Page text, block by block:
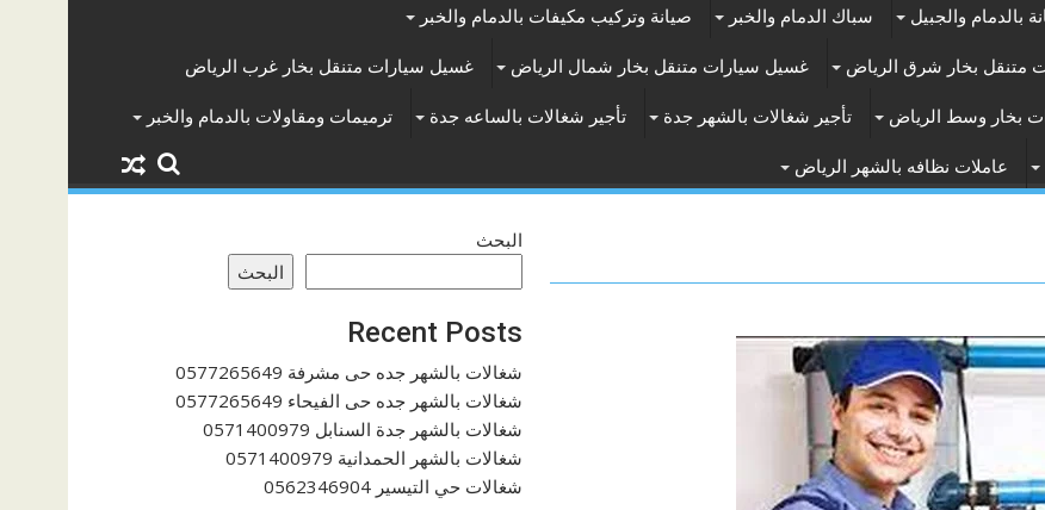
بالدمام والجبيل سباك الدمام والخبر صيانة وتركيب مكيفات بالدمام والخبر
متنقل بخار شرق الرياض غسيل سيارات متنقل بخار شمال الرياض غسيل سيارات متنقل بخار غرب الرياض
بخار وسط الرياض تأجير شغالات بالشهر جدة تأجير شغالات بالساعه جدة ترميمات ومقاولات بالدمام والخبر
عاملات نظافه بالشهر الرياض
البحث
البحث
Recent Posts
شغالات بالشهر جده حى مشرفة 0577265649
شغالات بالشهر جده حى الفيحاء 0577265649
شغالات بالشهر جدة السنابل 0571400979
شغالات بالشهر الحمدانية 0571400979
شغالات حي التيسير 0562346904